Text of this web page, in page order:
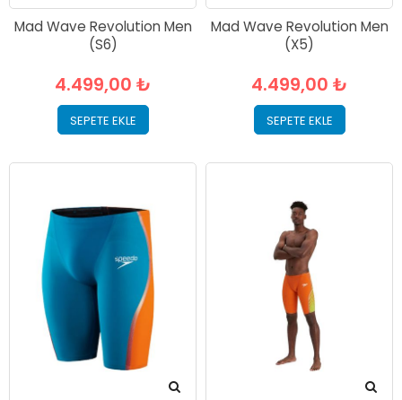
Mad Wave Revolution Men
(S6)
4.499,00 ₺
SEPETE EKLE
Mad Wave Revolution Men
(X5)
4.499,00 ₺
SEPETE EKLE